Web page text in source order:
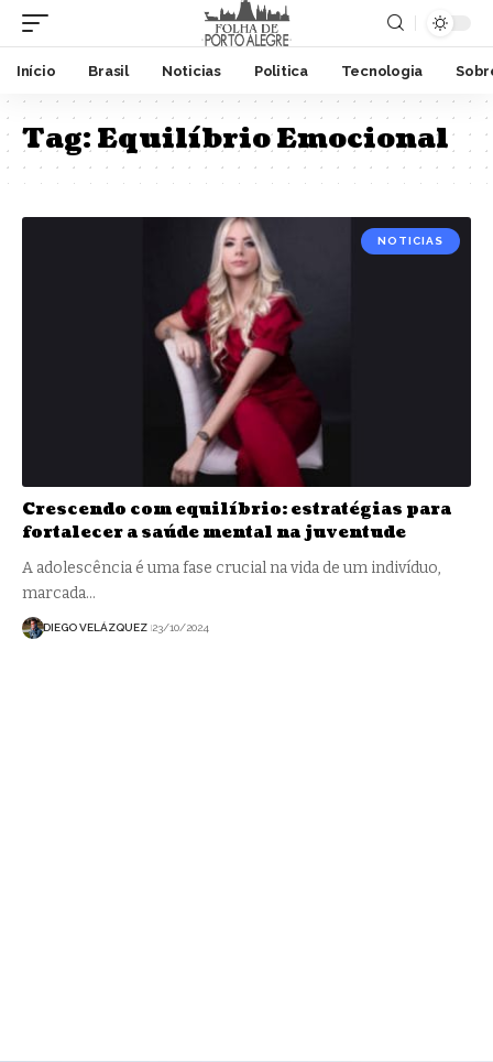
Início Brasil Noticias Politica Tecnologia
Tag:Equilíbrio Emocional
NOTICIAS
Crescendo com equilíbrio: estratégias para
fortalecer a saúde mental na juventude
A adolescência é uma fase crucial na vida de um indivíduo,
marcada…
DIEGO VELÁZQUEZ 23/10/2024